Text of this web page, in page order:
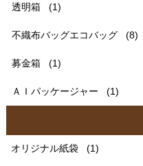
透明箱 (1)
不織布バッグエコバッグ (8)
募金箱 (1)
ＡＩパッケージャー (1)
オリジナル紙袋 (1)